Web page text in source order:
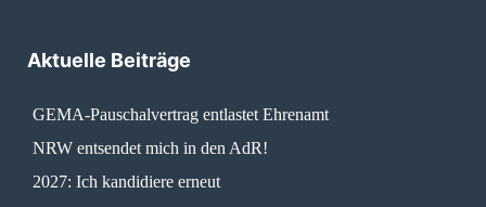
Aktuelle Beiträge
GEMA-Pauschalvertrag entlastet Ehrenamt
NRW entsendet mich in den AdR!
2027: Ich kandidiere erneut